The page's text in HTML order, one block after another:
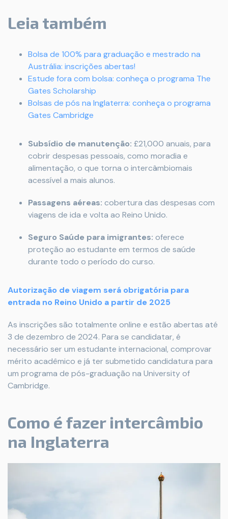
Leia também
Bolsa de 100% para graduação e mestrado na
Austrália: inscrições abertas!
Estude fora com bolsa: conheça o programa The
Gates Scholarship
Bolsas de pós na Inglaterra: conheça o programa
Gates Cambridge
Subsídio de manutenção: £21,000 anuais, para
cobrir despesas pessoais, como moradia e
alimentação, o que torna o intercâmbiomais
acessível a mais alunos.
Passagens aéreas: cobertura das despesas com
viagens de ida e volta ao Reino Unido.
Seguro Saúde para imigrantes: oferece
proteção ao estudante em termos de saúde
durante todo o período do curso.
Autorização de viagem será obrigatória para
entrada no Reino Unido a partir de 2025
As inscrições são totalmente online e estão abertas até
3 de dezembro de 2024. Para se candidatar, é
necessário ser um estudante internacional, comprovar
mérito acadêmico e já ter submetido candidatura para
um programa de pós-graduação na University of
Cambridge.
Como é fazer intercâmbio
na Inglaterra